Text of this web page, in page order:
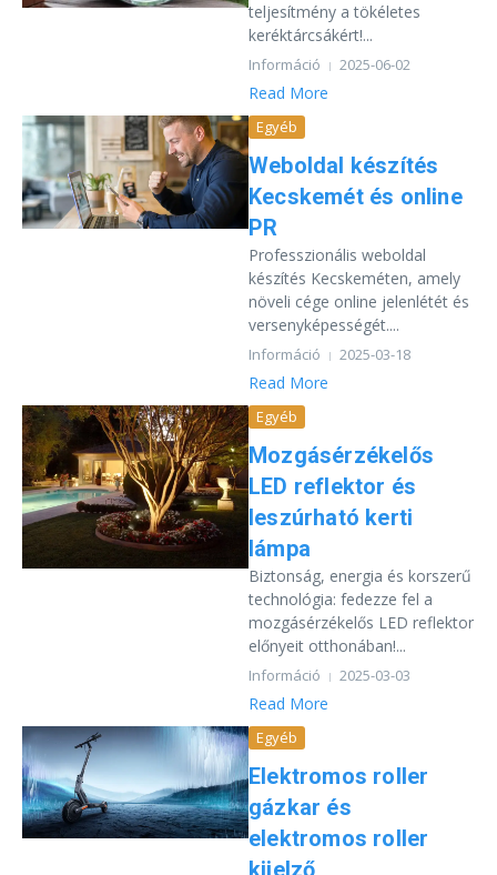
teljesítmény a tökéletes
keréktárcsákért!...
Információ 2025-06-02
Read More
Egyéb
Weboldal készítés
Kecskemét és online
PR
Professzionális weboldal
készítés Kecskeméten, amely
növeli cége online jelenlétét és
versenyképességét....
Információ 2025-03-18
Read More
Egyéb
Mozgásérzékelős
LED reflektor és
leszúrható kerti
lámpa
Biztonság, energia és korszerű
technológia: fedezze fel a
mozgásérzékelős LED reflektor
előnyeit otthonában!...
Információ 2025-03-03
Read More
Egyéb
Elektromos roller
gázkar és
elektromos roller
kijelző